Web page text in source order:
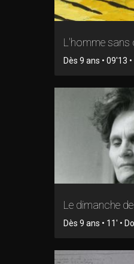
L'homme sans
Dès 9 ans • 09'13
Le dimanche
Dès 9 ans • 11' •